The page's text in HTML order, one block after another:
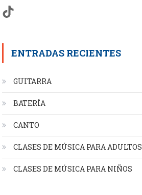
TikTok
ENTRADAS RECIENTES
GUITARRA
BATERÍA
CANTO
CLASES DE MÚSICA PARA ADULTOS
CLASES DE MÚSICA PARA NIÑOS